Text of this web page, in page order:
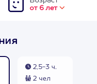
от 6 лет
2,5-3 ч.
2 чел